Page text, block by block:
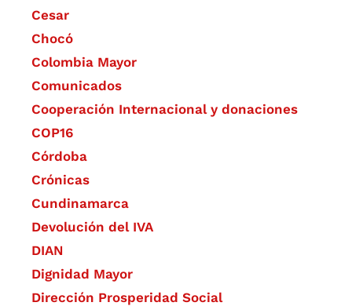
Cesar
Chocó
Colombia Mayor
Comunicados
Cooperación Internacional y donaciones
COP16
Córdoba
Crónicas
Cundinamarca
Devolución del IVA
DIAN
Dignidad Mayor
Dirección Prosperidad Social